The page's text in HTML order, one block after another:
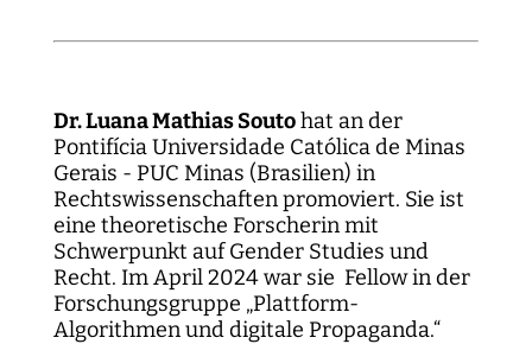
Dr. Luana Mathias Soutohat an der
Pontifícia Universidade Católica de Minas
Gerais - PUC Minas (Brasilien) in
Rechtswissenschaften promoviert. Sie ist
eine theoretische Forscherin mit
Schwerpunkt auf Gender Studies und
Recht. Im April 2024 war sie Fellow in der
Forschungsgruppe „Plattform-
Algorithmen und digitale Propaganda.“